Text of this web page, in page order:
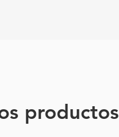
productos